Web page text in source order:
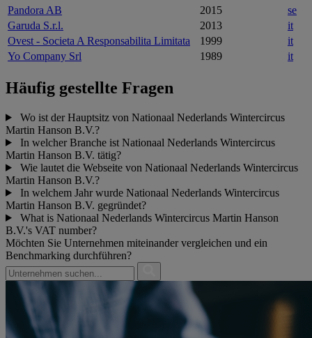
Pandora AB
2015
se
Garuda S.r.l.
2013
it
Ovest - Societa A Responsabilita Limitata
1999
it
Yo Company Srl
1989 it
Häufig gestellte Fragen
Wo ist der Hauptsitz von Nationaal Nederlands Wintercircus
Martin Hanson B.V.?
In welcher Branche ist Nationaal Nederlands Wintercircus
Martin Hanson B.V. tätig?
Wie lautet die Webseite von Nationaal Nederlands Wintercircus
Martin Hanson B.V.?
In welchem Jahr wurde Nationaal Nederlands Wintercircus
Martin Hanson B.V. gegründet?
What is Nationaal Nederlands Wintercircus Martin Hanson
B.V.'s VAT number?
Möchten Sie Unternehmen miteinander vergleichen und ein
Benchmarking durchführen?